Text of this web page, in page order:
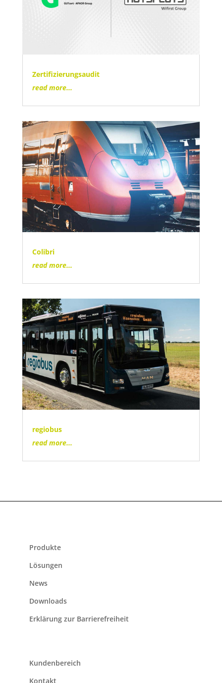
Zertifizierungsaudit
read more...
Colibri
read more...
regiobus
read more...
Produkte
Lösungen
News
Downloads
Erklärung zur Barrierefreiheit
Kundenbereich
Kontakt